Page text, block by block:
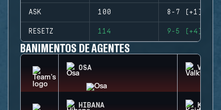
ASK 100 8-7 (+1)
RESETZ 114 9-5 (+4)
BANIMENTOS DE AGENTES
OSA
HIBANA KAID